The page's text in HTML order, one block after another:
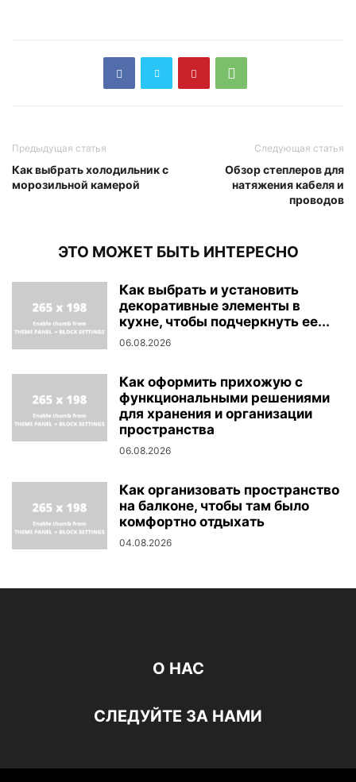
Предыдущая статья
Как выбрать холодильник с
морозильной камерой
Следующая статья
Обзор степлеров для
натяжения кабеля и
проводов
ЭТО МОЖЕТ БЫТЬ ИНТЕРЕСНО
Как выбрать и установить
декоративные элементы в
кухне, чтобы подчеркнуть ее...
06.08.2026
Как оформить прихожую с
функциональными решениями
для хранения и организации
пространства
06.08.2026
Как организовать пространство
на балконе, чтобы там было
комфортно отдыхать
04.08.2026
О НАС
СЛЕДУЙТЕ ЗА НАМИ